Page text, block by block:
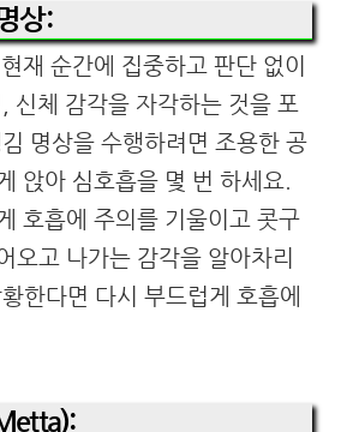
상:
재 순간에 집중하고 판단 없이
신체 감각을 자각하는 것을 포
명상을 수행하려면 조용한 공
앉아 심호흡을 몇 번 하세요.
호흡에 주의를 기울이고 콧구
오고 나가는 감각을 알아차리
한다면 다시 부드럽게 호흡에